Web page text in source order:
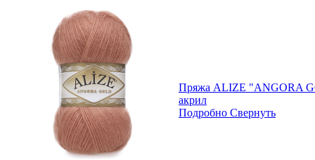
Пряжа ALIZE "ANGORA
акрил
Подробно Свернуть